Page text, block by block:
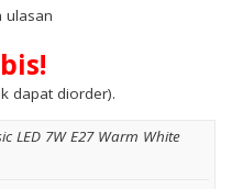
ulasan
dapat diorder).
LED 7W E27 Warm White